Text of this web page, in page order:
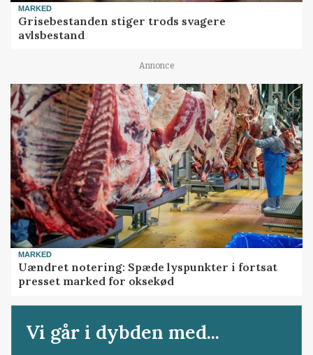
MARKED
Grisebestanden stiger trods svagere
avlsbestand
Annonce
MARKED
Uændret notering: Spæde lyspunkter i fortsat
presset marked for oksekød
Vi går i dybden med...